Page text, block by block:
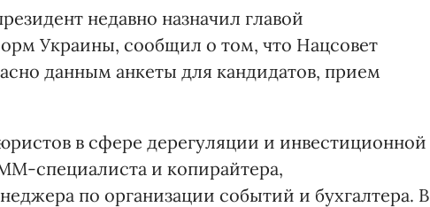
недавно назначил главой
Украины, сообщил о том, что Нацсовет
данным анкеты для кандидатов, прием
в сфере дерегуляции и инвестиционной
специалиста и копирайтера,
по организации событий и бухгалтера. В